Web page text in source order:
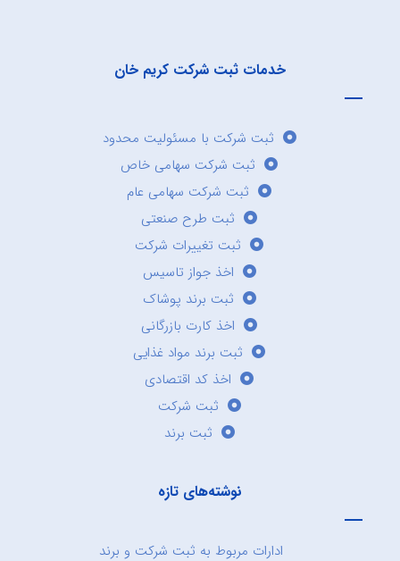
خدمات ثبت شرکت کریم خان
ثبت شرکت با مسئولیت محدود
ثبت شرکت سهامی خاص
ثبت شرکت سهامی عام
ثبت طرح صنعتی
ثبت تغییرات شرکت
اخذ جواز تاسیس
ثبت برند پوشاک
اخذ کارت بازرگانی
ثبت برند مواد غذایی
اخذ کد اقتصادی
ثبت شرکت
ثبت برند
نوشته‌های تازه
ادارات مربوط به ثبت شرکت و برند